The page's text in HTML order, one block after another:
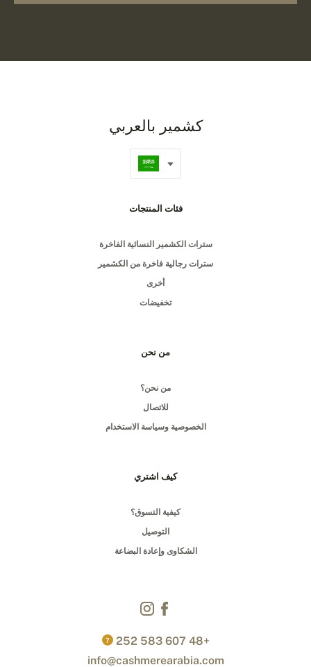
كشمير بالعربي
فئات المنتجات
سترات الكشمير النسائية الفاخرة
سترات رجالية فاخرة من الكشمير
أخرى
تخفيضات
من نحن
من نحن؟
للاتصال
الخصوصية وسياسة الاستخدام
كيف اشتري
كيفية التسوق؟
التوصيل
الشكاوى وإعادة البضاعة
+48 607 583 252
?
info@cashmerearabia.com